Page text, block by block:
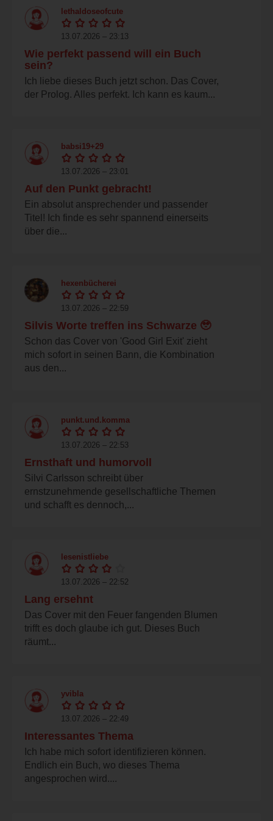
lethaldoseofcute
13.07.2026 – 23:13
Wie perfekt passend will ein Buch
sein?
Ich liebe dieses Buch jetzt schon. Das Cover,
der Prolog. Alles perfekt. Ich kann es kaum...
babsi19+29
13.07.2026 – 23:01
Auf den Punkt gebracht!
Ein absolut ansprechender und passender
Titel! Ich finde es sehr spannend einerseits
über die...
hexenbücherei
13.07.2026 – 22:59
Silvis Worte treffen ins Schwarze 🥹
Schon das Cover von 'Good Girl Exit' zieht
mich sofort in seinen Bann, die Kombination
aus den...
punkt.und.komma
13.07.2026 – 22:53
Ernsthaft und humorvoll
Silvi Carlsson schreibt über
ernstzunehmende gesellschaftliche Themen
und schafft es dennoch,...
lesenistliebe
13.07.2026 – 22:52
Lang ersehnt
Das Cover mit den Feuer fangenden Blumen
trifft es doch glaube ich gut. Dieses Buch
räumt...
yvibla
13.07.2026 – 22:49
Interessantes Thema
Ich habe mich sofort identifizieren können.
Endlich ein Buch, wo dieses Thema
angesprochen wird....